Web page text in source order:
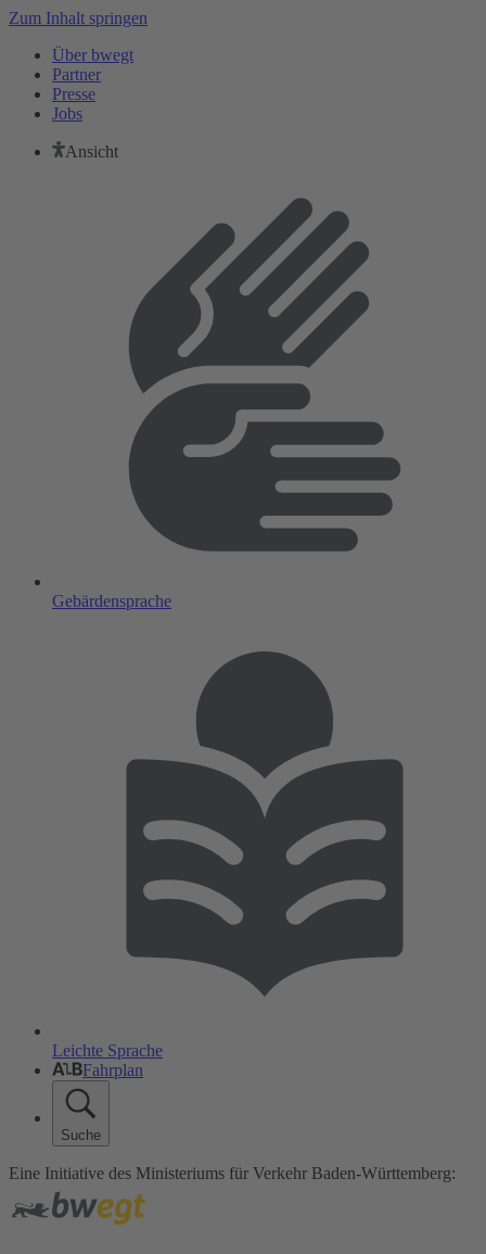
Zum Inhalt springen
Über bwegt
Partner
Presse
Jobs
Ansicht
Gebärdensprache
Leichte Sprache
Fahrplan
Suche
Eine Initiative des Ministeriums für Verkehr Baden-Württemberg: